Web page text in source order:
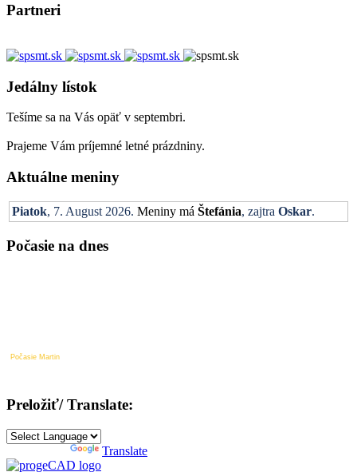
Partneri
Jedálny lístok
Tešíme sa na Vás opäť v septembri.
Prajeme Vám príjemné letné prázdniny.
Aktuálne meniny
Piatok, 7. August 2026. Meniny má Štefánia, zajtra Oskar.
Počasie na dnes
Počasie Martin
Preložiť/ Translate:
Translate